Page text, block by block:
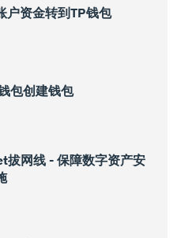
户资金转到TP钱包
包创建钱包
拔网线 - 保障数字资产安